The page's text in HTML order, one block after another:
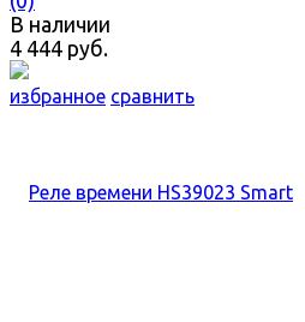
избранное сравнить
В наличии
4 444 руб.